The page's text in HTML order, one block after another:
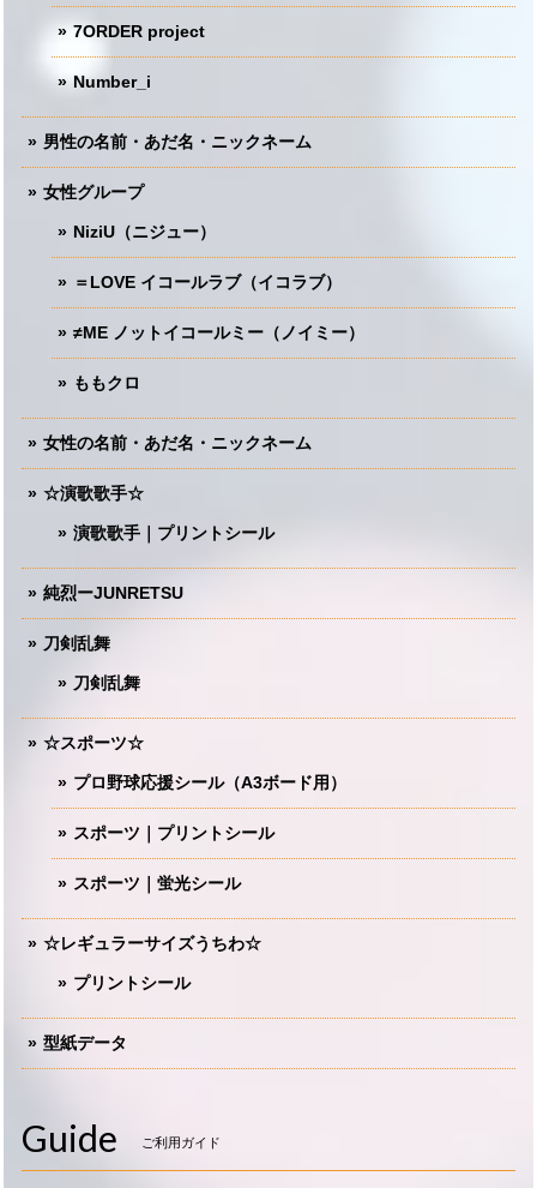
7ORDER project
Number_i
男性の名前・あだ名・ニックネーム
女性グループ
NiziU（ニジュー）
＝LOVE イコールラブ（イコラブ）
≠ME ノットイコールミー（ノイミー）
ももクロ
女性の名前・あだ名・ニックネーム
☆演歌歌手☆
演歌歌手｜プリントシール
純烈ーJUNRETSU
刀剣乱舞
刀剣乱舞
☆スポーツ☆
プロ野球応援シール（A3ボード用）
スポーツ｜プリントシール
スポーツ｜蛍光シール
☆レギュラーサイズうちわ☆
プリントシール
型紙データ
Guide ご利用ガイド